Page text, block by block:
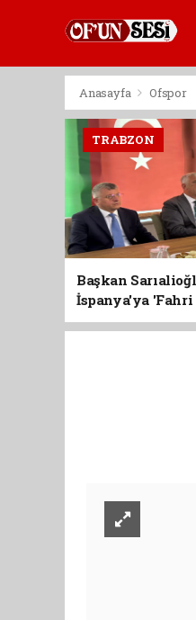
Anasayfa Ofspor
TRABZON
Başkan
İspanya'ya